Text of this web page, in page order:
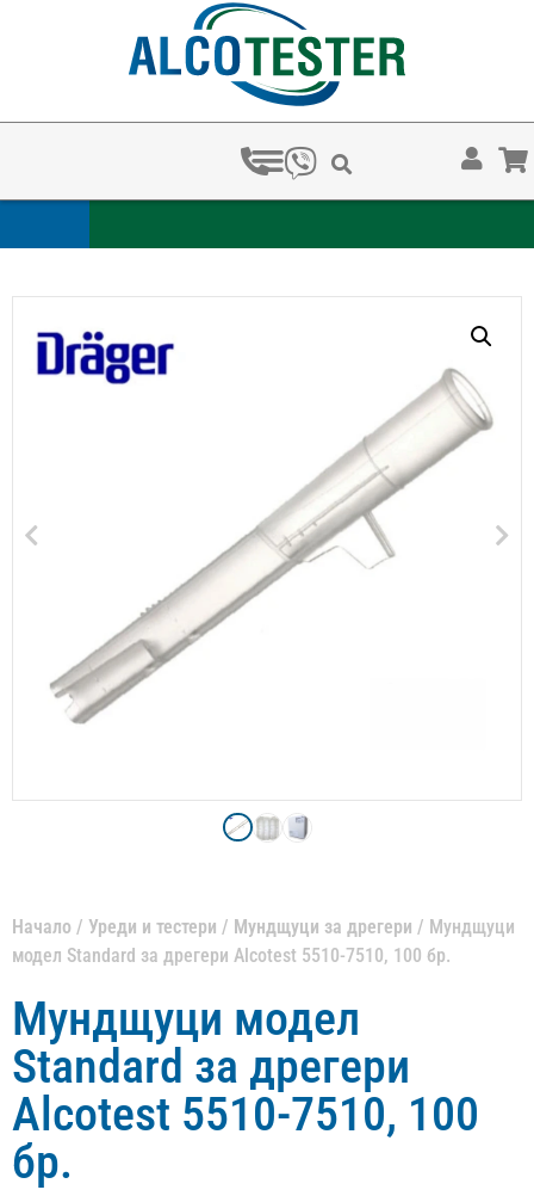
Начало / Уреди и тестери / Мундщуци за дрегери / Мундщуци
модел Standard за дрегери Alcotest 5510-7510, 100 бр.
Мундщуци модел
Standard за дрегери
Alcotest 5510-7510, 100
бр.